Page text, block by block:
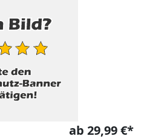
ab 29,99 €*